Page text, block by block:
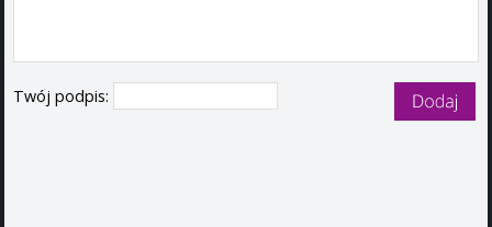
Twój podpis: